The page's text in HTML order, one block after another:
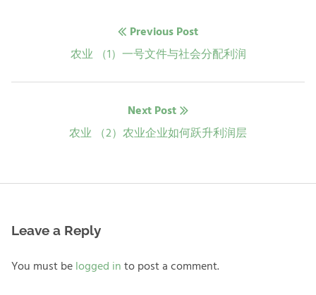
导
Previous Post
Previous
农业 （1）一号文件与社会分配利润
Next Post
Next
农业 （2）农业企业如何跃升利润层
Leave a Reply
You must belogged into post a comment.